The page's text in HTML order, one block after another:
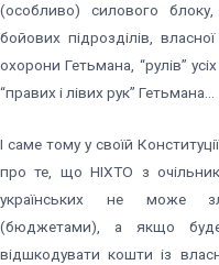
(особливо) силового блоку,
бойових підрозділів,
охорони Гетьмана, “рулів”
“правих і лівих рук” Гетьмана…
І саме тому у своїй
про те, що НІХТО з
українських не може
(бюджетами), а якщо
відшкодувати кошти із